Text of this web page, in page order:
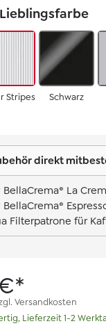
Stripes Schwarz
direkt
BellaCrema® La
Versandkosten
Lieferzeit 1-2